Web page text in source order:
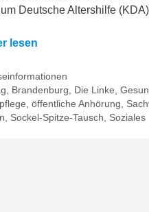
Deutsche Altershilfe
lesen
Brandenburg Die Linke
öffentliche Anhörung
Sockel-Spitze-Tausch Soziales